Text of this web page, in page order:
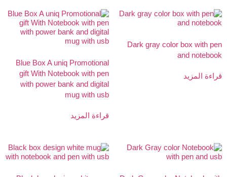
Dark gray color box with pen
and notebook
قراءة المزيد
Blue Box A uniq Promotional
gift With Notebook with pen
with power bank and digital
mug with usb
قراءة المزيد